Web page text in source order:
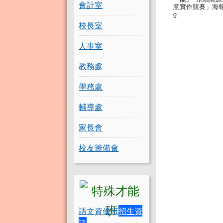
會計室
校長室
人事室
教務處
學務處
輔導處
家長會
校友籌備會
語文資優班招生資
意實作競賽」海
g